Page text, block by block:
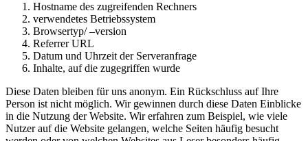
Hostname des zugreifenden Rechners
verwendetes Betriebssystem
Browsertyp/ –version
Referrer URL
Datum und Uhrzeit der Serveranfrage
Inhalte, auf die zugegriffen wurde
Diese Daten bleiben für uns anonym. Ein Rückschluss auf Ihre
Person ist nicht möglich. Wir gewinnen durch diese Daten Einblicke
in die Nutzung der Website. Wir erfahren zum Beispiel, wie viele
Nutzer auf die Website gelangen, welche Seiten häufig besucht